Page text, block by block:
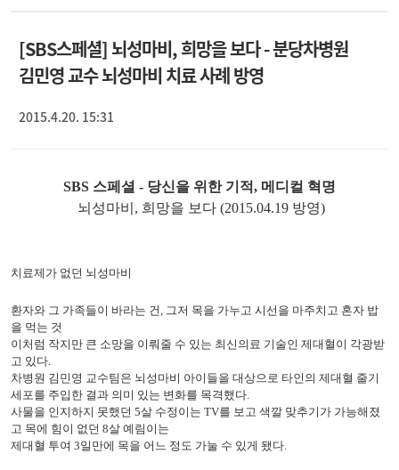
[SBS스페셜] 뇌성마비, 희망을 보다 - 분당차병원
김민영 교수 뇌성마비 치료 사례 방영
2015.4.20. 15:31
SBS 스페셜 - 당신을 위한 기적, 메디컬 혁명
뇌성마비, 희망을 보다 (2015.04.19 방영)
치료제가 없던 뇌성마비
환자와 그 가족들이 바라는 건, 그저 목을 가누고 시선을 마주치고 혼자 밥
을 먹는 것
이처럼 작지만 큰 소망을 이뤄줄 수 있는 최신의료 기술인 제대혈이 각광받
고 있다.
차병원 김민영 교수팀은 뇌성마비 아이들을 대상으로 타인의 제대혈 줄기
세포를 주입한 결과 의미 있는 변화를 목격했다.
사물을 인지하지 못했던 5살 수정이는 TV를 보고 색깔 맞추기가 가능해졌
고 목에 힘이 없던 8살 예림이는
제대혈 투여 3일만에 목을 어느 정도 가눌 수 있게 됐다.